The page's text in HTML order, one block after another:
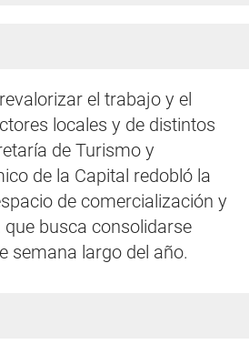
el trabajo y el
locales y de distintos
de Turismo y
de la Capital redobló la
de comercialización y
busca consolidarse
semana largo del año.